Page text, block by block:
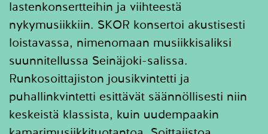
lastenkonsertteihin ja viihteestä
nykymusiikkiin. SKOR konsertoi akustisesti
loistavassa, nimenomaan musiikkisaliksi
suunnitellussa Seinäjoki-salissa.
Runkosoittajiston jousikvintetti ja
puhallinkvintetti esittävät säännöllisesti niin
keskeistä klassista, kuin uudempaakin